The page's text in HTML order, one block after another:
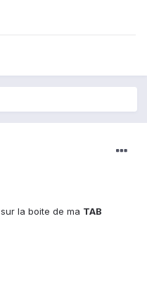
sur la boite de ma TAB